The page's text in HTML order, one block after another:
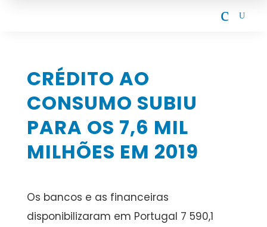
c U
CRÉDITO AO
CONSUMO SUBIU
PARA OS 7,6 MIL
MILHÕES EM 2019
Os bancos e as financeiras
disponibilizaram em Portugal 7 590,1